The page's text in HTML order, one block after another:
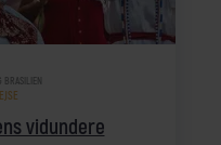
vidundere
BRASILIEN